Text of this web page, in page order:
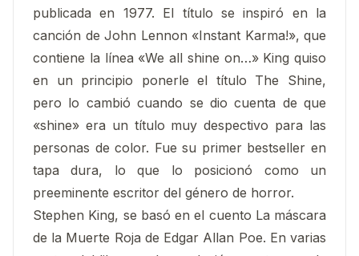
publicada en 1977. El título se inspiró en la
canción de John Lennon «Instant Karma!», que
contiene la línea «We all shine on…» King quiso
en un principio ponerle el título The Shine,
pero lo cambió cuando se dio cuenta de que
«shine» era un título muy despectivo para las
personas de color. Fue su primer bestseller en
tapa dura, lo que lo posicionó como un
preeminente escritor del género de horror.
Stephen King, se basó en el cuento La máscara
de la Muerte Roja de Edgar Allan Poe. En varias